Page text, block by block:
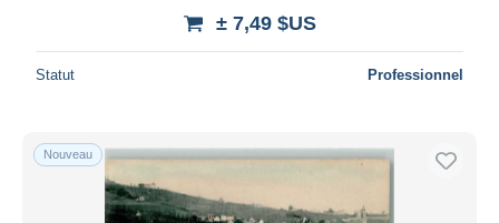
± 7,49 $US
Statut Professionnel
Nouveau